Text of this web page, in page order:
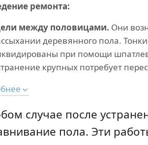
ремонта:
между половицами. Они
деревянного пола.
при помощи
крупных потребует
случае после
пола. Эти